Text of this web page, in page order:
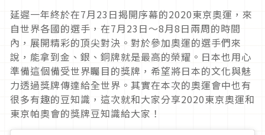
延遲一年終於在7月23日揭開序幕的2020東京奧運，來
自世界各國的選手，在7月23日～8月8日兩周的時間
內，展開精彩的頂尖對決。對於參加奧運的選手們來
說，能拿到金、銀、銅牌就是最高的榮耀。日本也用心
準備這個備受世界矚目的獎牌，希望將日本的文化與魅
力透過獎牌傳達給全世界。其實在本次的奧運會中也有
很多有趣的豆知識，這次就和大家分享2020東京奧運和
東京帕奧會的獎牌豆知識給大家！